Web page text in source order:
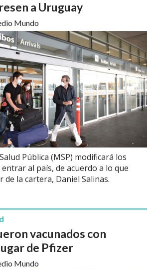
a Uruguay
Mundo
Pública (MSP) modificará los
al país, de acuerdo a lo que
la cartera, Daniel Salinas.
vacunados con
de Pfizer
Mundo